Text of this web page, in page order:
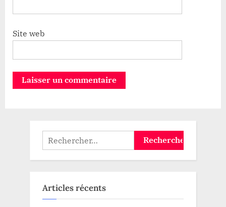
Site web
Rechercher :
Articles récents